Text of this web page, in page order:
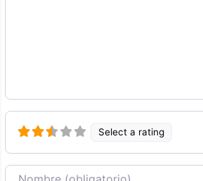
Select a rating
Nombre